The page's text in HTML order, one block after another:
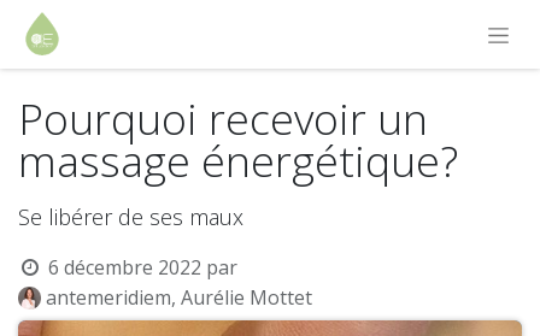
Pourquoi recevoir un
massage énergétique?
Se libérer de ses maux
6 décembre 2022 par
antemeridiem, Aurélie Mottet